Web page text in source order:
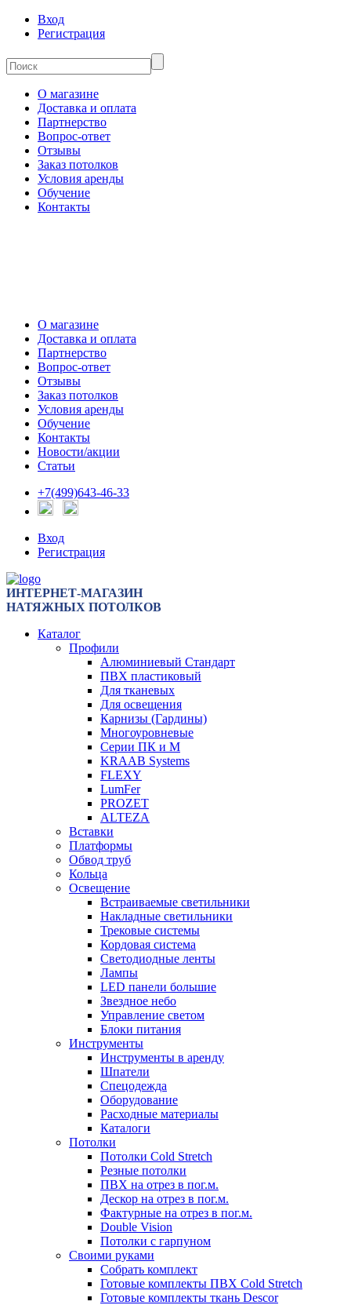
Вход
Регистрация
О магазине
Доставка и оплата
Партнерство
Вопрос-ответ
Отзывы
Заказ потолков
Условия аренды
Обучение
Контакты
О магазине
Доставка и оплата
Партнерство
Вопрос-ответ
Отзывы
Заказ потолков
Условия аренды
Обучение
Контакты
Новости/акции
Статьи
+7(499)643-46-33
Вход
Регистрация
ИНТЕРНЕТ-МАГАЗИН
НАТЯЖНЫХ ПОТОЛКОВ
Каталог
Профили
Алюминиевый Стандарт
ПВХ пластиковый
Для тканевых
Для освещения
Карнизы (Гардины)
Многоуровневые
Серии ПК и М
KRAAB Systems
FLEXY
LumFer
PROZET
ALTEZA
Вставки
Платформы
Обвод труб
Кольца
Освещение
Встраиваемые светильники
Накладные светильники
Трековые системы
Кордовая система
Светодиодные ленты
Лампы
LED панели большие
Звездное небо
Управление светом
Блоки питания
Инструменты
Инструменты в аренду
Шпатели
Спецодежда
Оборудование
Расходные материалы
Каталоги
Потолки
Потолки Cold Stretch
Резные потолки
ПВХ на отрез в пог.м.
Дескор на отрез в пог.м.
Фактурные на отрез в пог.м.
Double Vision
Потолки с гарпуном
Своими руками
Собрать комплект
Готовые комплекты ПВХ Cold Stretch
Готовые комплекты ткань Descor